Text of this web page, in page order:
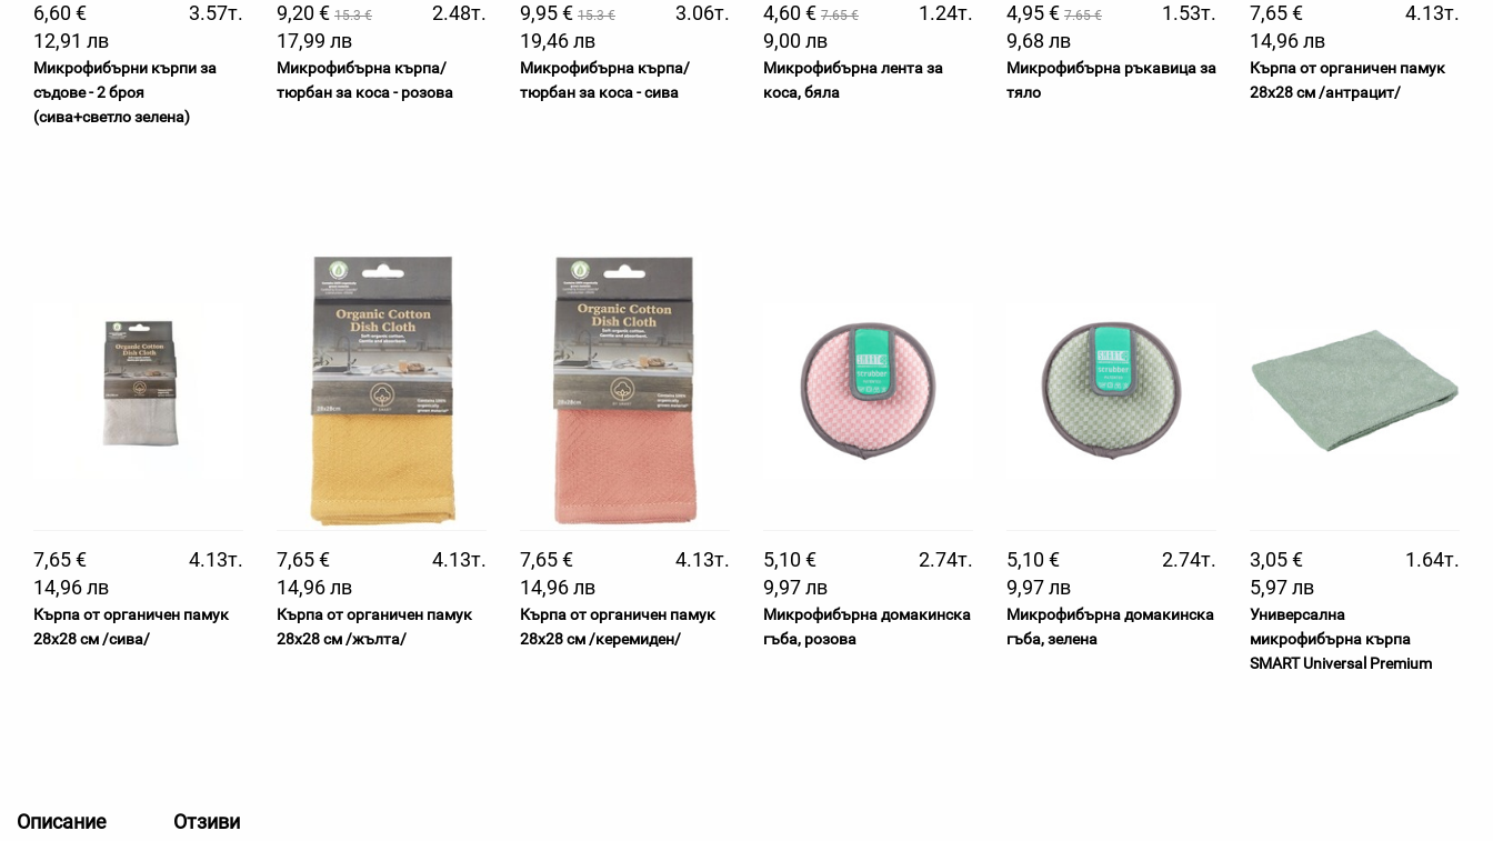
6,60 €
3.57т.
12,91 лв
Микрофибърни кърпи за
съдове - 2 броя
(сива+светло зелена)
9,20 € 15.3 €
2.48т.
17,99 лв
Микрофибърна кърпа/
тюрбан за коса - розова
9,95 € 15.3 €
3.06т.
19,46 лв
Микрофибърна кърпа/
тюрбан за коса - сива
4,60 € 7.65 €
1.24т.
9,00 лв
Микрофибърна лента за
коса, бяла
4,95 € 7.65 €
1.53т.
9,68 лв
Микрофибърна ръкавица за
тяло
7,65 €
4.13т.
14,96 лв
Кърпа от органичен памук
28х28 см /антрацит/
7,65 €
4.13т.
14,96 лв
Кърпа от органичен памук
28х28 см /сива/
7,65 €
4.13т.
14,96 лв
Кърпа от органичен памук
28х28 см /жълта/
7,65 €
4.13т.
14,96 лв
Кърпа от органичен памук
28х28 см /керемиден/
5,10 €
2.74т.
9,97 лв
Микрофибърна домакинска
гъба, розова
5,10 €
2.74т.
9,97 лв
Микрофибърна домакинска
гъба, зелена
3,05 €
1.64т.
5,97 лв
Универсална
микрофибърна кърпа
SMART Universal Premium
Описание Отзиви